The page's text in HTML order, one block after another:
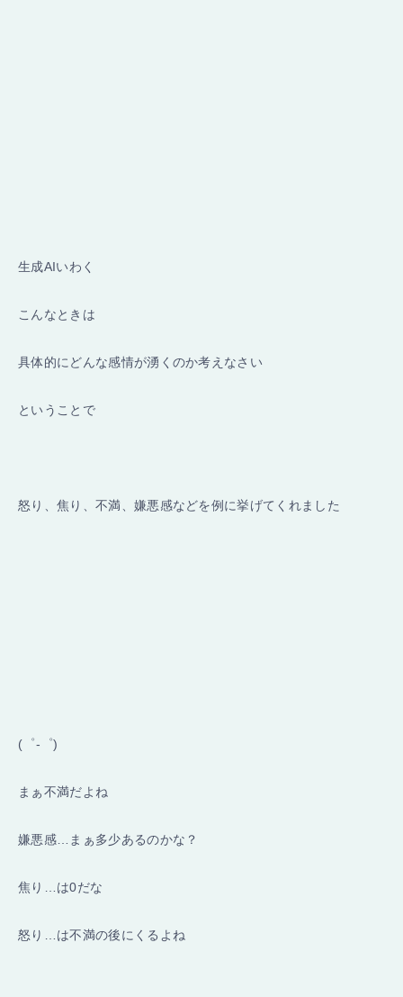
生成AIいわく
こんなときは
具体的にどんな感情が湧くのか考えなさい
ということで
怒り、焦り、不満、嫌悪感などを例に挙げてくれました
(゜-゜)
まぁ不満だよね
嫌悪感…まぁ多少あるのかな？
焦り…は0だな
怒り…は不満の後にくるよね